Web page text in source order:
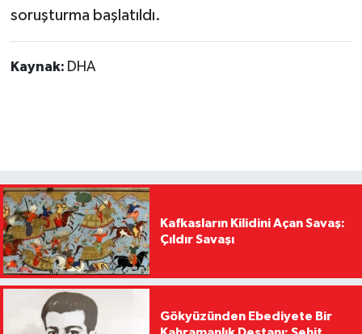
soruşturma başlatıldı.
Kaynak: DHA
Kafkasların Kilidini Açan Savaş:
Çıldır Savaşı
Gökyüzünden Ebediyete Bir